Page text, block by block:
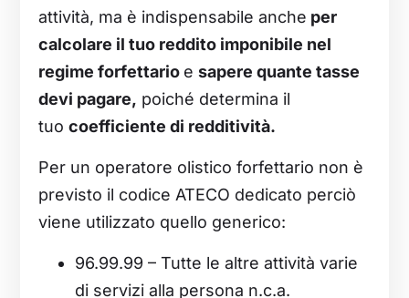
attività, ma è indispensabile anche per
calcolare il tuo reddito imponibile nel
regime forfettario esapere quante tasse
devi pagare, poiché determina il
tuocoefficiente di redditività.
Per un operatore olistico forfettario non è
previsto il codice ATECO dedicato perciò
viene utilizzato quello generico:
96.99.99 – Tutte le altre attività varie
di servizi alla persona n.c.a.